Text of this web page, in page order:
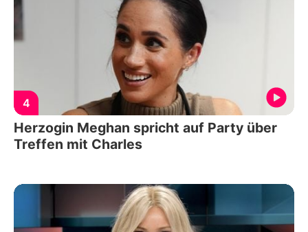
4
Herzogin Meghan spricht auf Party über
Treffen mit Charles